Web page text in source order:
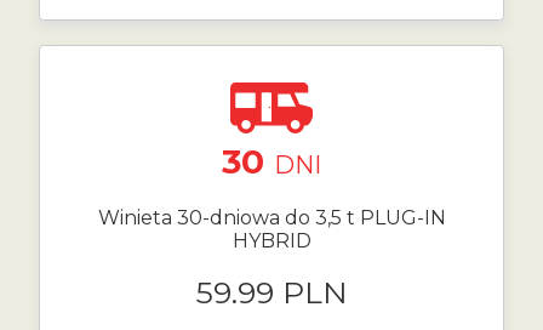
30 DNI
Winieta 30-dniowa do 3,5 t PLUG-IN
HYBRID
59.99 PLN